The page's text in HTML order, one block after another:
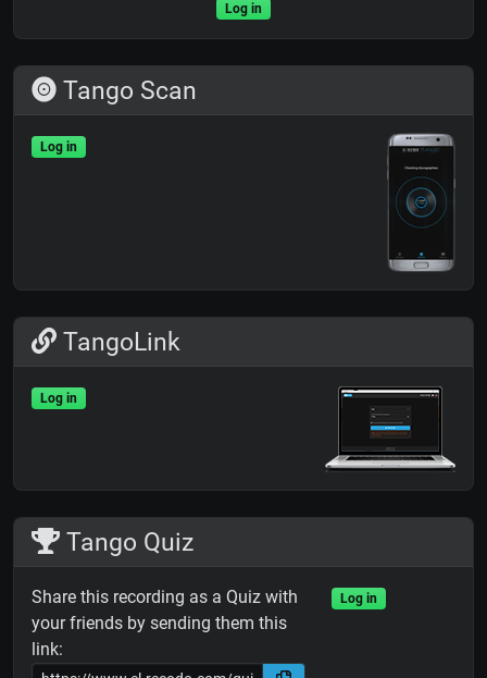
Log in
Tango Scan
Log in
TangoLink
Log in
Tango Quiz
Share this recording as a Quiz with
your friends by sending them this
link:
Log in